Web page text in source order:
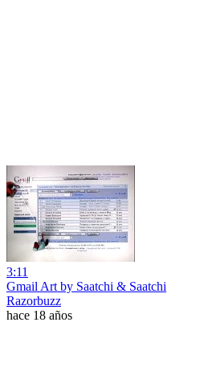
3:11
Gmail Art by Saatchi & Saatchi
Razorbuzz
hace 18 años